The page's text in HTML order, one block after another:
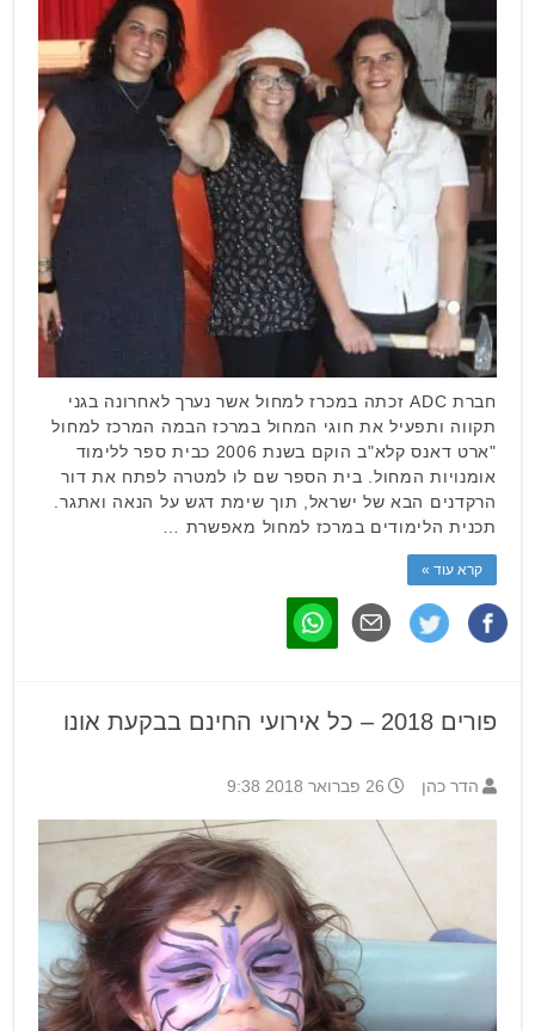
חברת ADC זכתה במכרז למחול אשר נערך לאחרונה בגני
תקווה ותפעיל את חוגי המחול במרכז הבמה המרכז למחול
"ארט דאנס קלא"ב הוקם בשנת 2006 כבית ספר ללימוד
אומנויות המחול. בית הספר שם לו למטרה לפתח את דור
הרקדנים הבא של ישראל, תוך שימת דגש על הנאה ואתגר.
תכנית הלימודים במרכז למחול מאפשרת …
קרא עוד »
פורים 2018 – כל אירועי החינם בבקעת אונו
הדר כהן 26 פברואר 2018 9:38